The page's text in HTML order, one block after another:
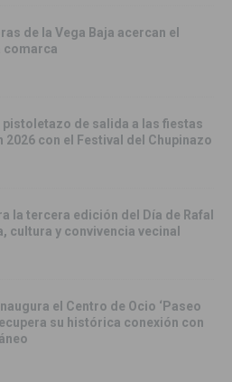
de la Vega Baja acercan el
comarca
pistoletazo de salida a las fiestas
2026 con el Festival del Chupinazo
la tercera edición del Día de Rafal
cultura y convivencia vecinal
el Centro de Ocio ‘Paseo
su histórica conexión con